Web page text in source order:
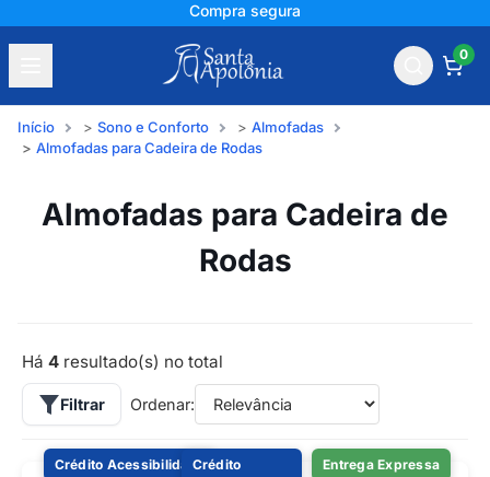
Compra segura
0
Início Sono e Conforto
Almofadas
Almofadas para Cadeira de Rodas
Almofadas para Cadeira de
Rodas
Há 4 resultado(s) no total
Filtrar Ordenar:
Crédito Acessibilidade Entrega Expressa
Crédito